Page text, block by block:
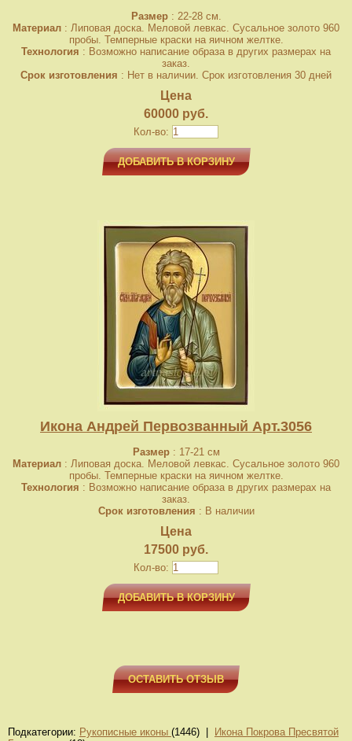
Размер: 22-28 см.
Материал : Липовая доска. Меловой левкас. Сусальное золото 960
пробы. Темперные краски на яичном желтке.
Технология : Возможно написание образа в других размерах на
заказ.
Срок изготовления : Нет в наличии. Срок изготовления 30 дней
Цена
60000 руб.
Кол-во:
ДОБАВИТЬ В КОРЗИНУ
Икона Андрей Первозванный Арт.3056
Размер: 17-21 см
Материал : Липовая доска. Меловой левкас. Сусальное золото 960
пробы. Темперные краски на яичном желтке.
Технология : Возможно написание образа в других размерах на
заказ.
Срок изготовления : В наличии
Цена
17500 руб.
Кол-во:
ДОБАВИТЬ В КОРЗИНУ
ОСТАВИТЬ ОТЗЫВ
Подкатегории: Рукописные иконы (1446) |
Икона Покрова Пресвятой